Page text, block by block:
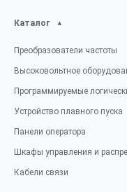
Каталог
Преобразователи частоты
Высоковольтное
Программируемые
Устройство плавного пуска
Панели оператора
Шкафы управления и
Кабели связи